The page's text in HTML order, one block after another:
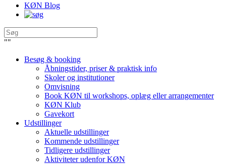
KØN Blog
""
Besøg & booking
Åbningstider, priser & praktisk info
Skoler og institutioner
Omvisning
Book KØN til workshops, oplæg eller arrangementer
KØN Klub
Gavekort
Udstillinger
Aktuelle udstillinger
Kommende udstillinger
Tidligere udstillinger
Aktiviteter udenfor KØN